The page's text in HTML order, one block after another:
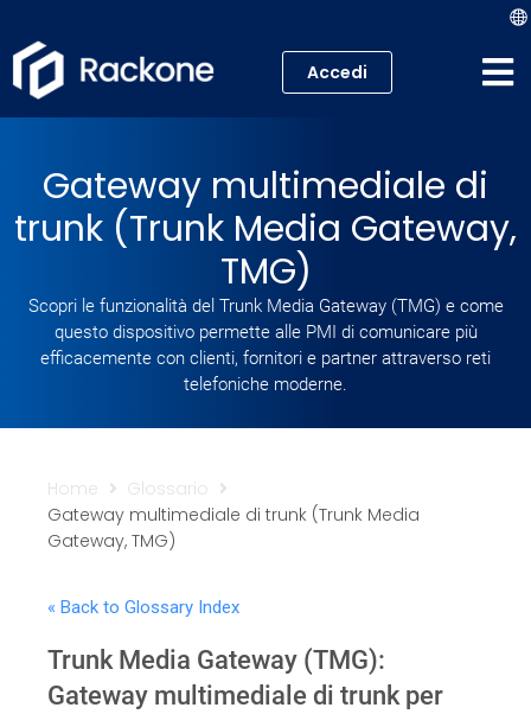
VPS
Cloud
Server
Mail
Academy
Sicurezza
Servizi
Accedi
Gateway multimediale di
trunk (Trunk Media Gateway,
TMG)
Scopri le funzionalità del Trunk Media Gateway (TMG) e come
questo dispositivo permette alle PMI di comunicare più
efficacemente con clienti, fornitori e partner attraverso reti
telefoniche moderne.
Home
Glossario
Gateway multimediale di trunk (Trunk Media
Gateway, TMG)
« Back to Glossary Index
Trunk Media Gateway (TMG):
Gateway multimediale di trunk per